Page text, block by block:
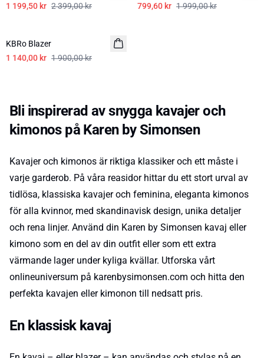
1 199,50 kr 2 399,00 kr
799,60 kr 1 999,00 kr
KBRo Blazer
1 140,00 kr 1 900,00 kr
Bli inspirerad av snygga kavajer och
kimonos på Karen by Simonsen
Kavajer och kimonos är riktiga klassiker och ett måste i
varje garderob. På våra reasidor hittar du ett stort urval av
tidlösa, klassiska kavajer och feminina, eleganta kimonos
för alla kvinnor, med skandinavisk design, unika detaljer
och rena linjer. Använd din Karen by Simonsen kavaj eller
kimono som en del av din outfit eller som ett extra
värmande lager under kyliga kvällar. Utforska vårt
onlineuniversum på karenbysimonsen.com och hitta den
perfekta kavajen eller kimonon till nedsatt pris.
En klassisk kavaj